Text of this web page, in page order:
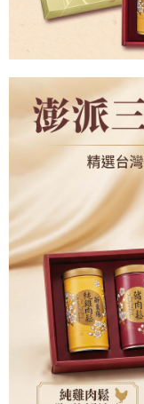
請求用戶進行身份認證。
５．嚴禁一人註冊多個
恩沛科技股份有限公司